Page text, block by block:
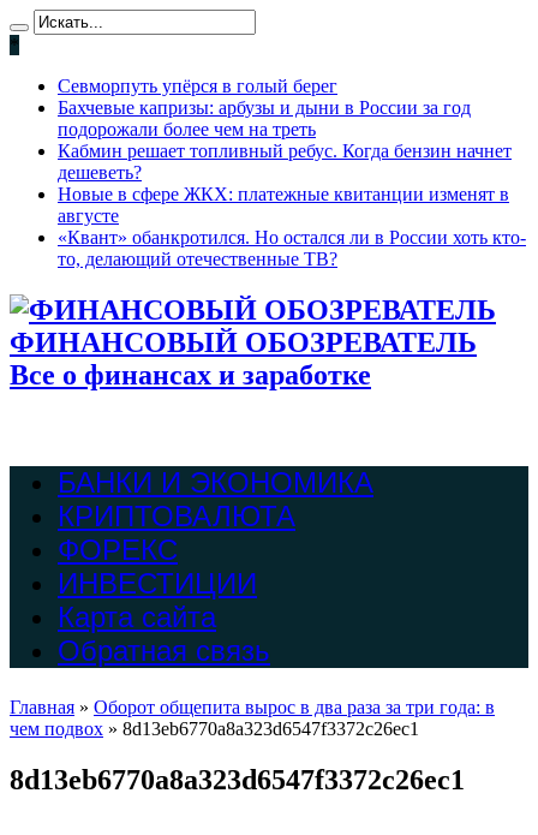
*
Севморпуть упёрся в голый берег
Бахчевые капризы: арбузы и дыни в России за год
подорожали более чем на треть
Кабмин решает топливный ребус. Когда бензин начнет
дешеветь?
Новые в сфере ЖКХ: платежные квитанции изменят в
августе
«Квант» обанкротился. Но остался ли в России хоть кто-
то, делающий отечественные ТВ?
ФИНАНСОВЫЙ ОБОЗРЕВАТЕЛЬ
Все о финансах и заработке
БАНКИ И ЭКОНОМИКА
КРИПТОВАЛЮТА
ФОРЕКС
ИНВЕСТИЦИИ
Карта сайта
Обратная связь
Главная » Оборот общепита вырос в два раза за три года: в
чем подвох » 8d13eb6770a8a323d6547f3372c26ec1
8d13eb6770a8a323d6547f3372c26ec1